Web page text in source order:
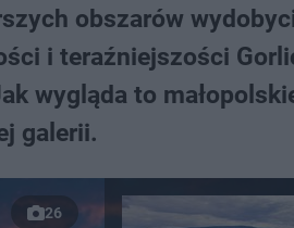
obszarów
i teraźniejszości
wygląda to
galerii.
26